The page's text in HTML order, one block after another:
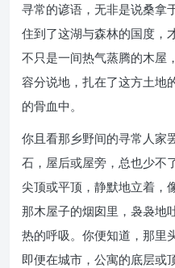
寻常的谚语，无非是说桑拿
住到了这湖与森林的国度，
不只是一间热气蒸腾的木屋
容分说地，扎在了这方土地
的骨血中。
你且看那乡野间的寻常人家
石，屋后或屋旁，总也少不
尖顶或平顶，静默地立着，
那木屋子的烟囱里，袅袅地
热的呼吸。你便知道，那里
即便在城市，公寓的底层或